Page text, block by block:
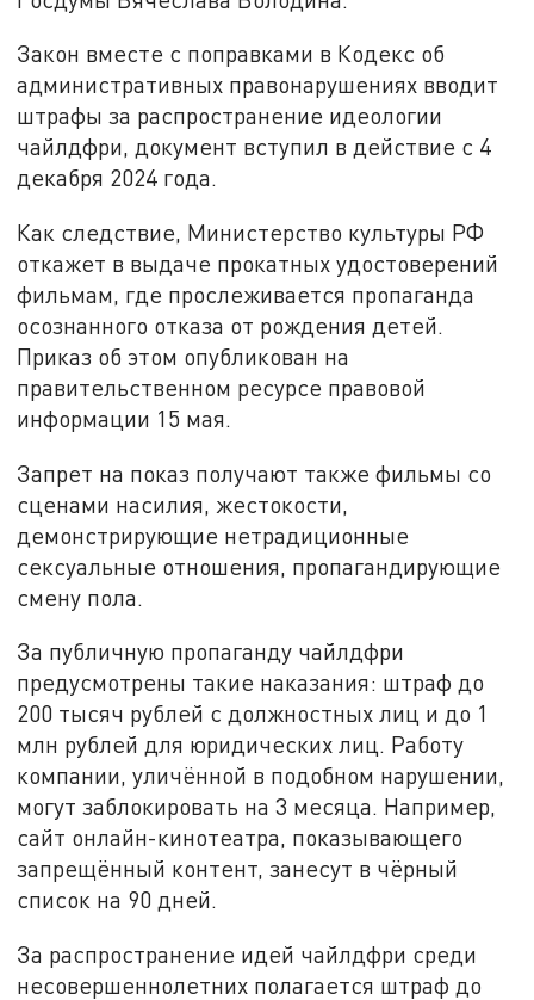
Закон вместе с поправками в Кодекс об
административных правонарушениях вводит
штрафы за распространение идеологии
чайлдфри, документ вступил в действие с 4
декабря 2024 года.
Как следствие, Министерство культуры РФ
откажет в выдаче прокатных удостоверений
фильмам, где прослеживается пропаганда
осознанного отказа от рождения детей.
Приказ об этом опубликован на
правительственном ресурсе правовой
информации 15 мая.
Запрет на показ получают также фильмы со
сценами насилия, жестокости,
демонстрирующие нетрадиционные
сексуальные отношения, пропагандирующие
смену пола.
За публичную пропаганду чайлдфри
предусмотрены такие наказания: штраф до
200 тысяч рублей с должностных лиц и до 1
млн рублей для юридических лиц. Работу
компании, уличённой в подобном нарушении,
могут заблокировать на 3 месяца. Например,
сайт онлайн-кинотеатра, показывающего
запрещённый контент, занесут в чёрный
список на 90 дней.
За распространение идей чайлдфри среди
несовершеннолетних полагается штраф до